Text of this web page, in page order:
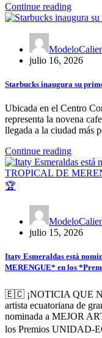
Continue reading
julio 16, 2026
Starbucks inaugura su
Ubicada en el Centro
representa la novena
llegada a la ciudad más
Continue reading
julio 15, 2026
Itaty Esmeraldas está
MERENGUE* en los
🇪🇨 ¡NOTICIA QUE
artista ecuatoriana de
nominada a MEJOR
los Premios UNIDAD-